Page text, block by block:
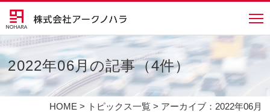
2022年06月の記事（4件）
HOME > トピックス一覧 > アーカイブ：2022年06月